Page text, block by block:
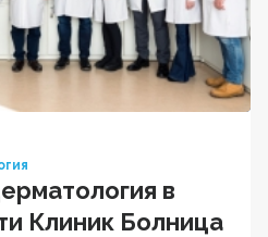
в
Клиник Болница